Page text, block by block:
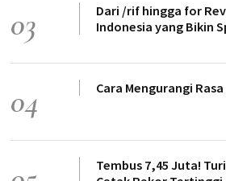
03
Dari /rif hingga for
Indonesia yang Bikin
04 Cara Mengurangi Rasa
Tembus 7,45 Juta!